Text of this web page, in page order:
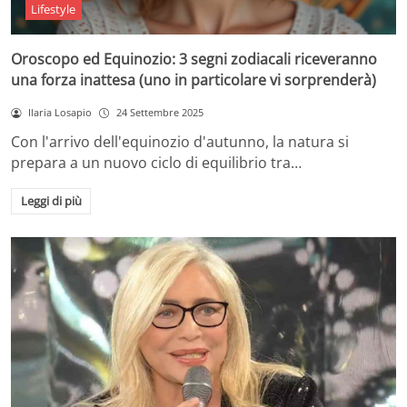
Lifestyle
Oroscopo ed Equinozio: 3 segni zodiacali riceveranno
una forza inattesa (uno in particolare vi sorprenderà)
Ilaria Losapio 24 Settembre 2025
Con l'arrivo dell'equinozio d'autunno, la natura si
prepara a un nuovo ciclo di equilibrio tra…
Leggi di più